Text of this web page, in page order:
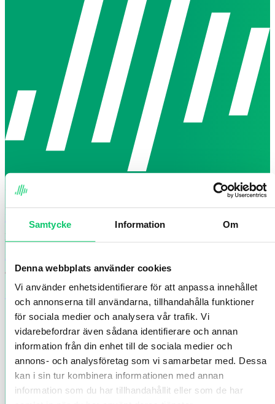
Samtycke Information Om
Denna webbplats använder cookies
Vi använder enhetsidentifierare för att anpassa innehållet
och annonserna till användarna, tillhandahålla funktioner
för sociala medier och analysera vår trafik. Vi
vidarebefordrar även sådana identifierare och annan
information från din enhet till de sociala medier och
annons- och analysföretag som vi samarbetar med. Dessa
kan i sin tur kombinera informationen med annan
information som du har tillhandahållit eller som de har
Smålands Turism AB
Vallgatan 8, Jönköping, Sverige
E-post
Telefon